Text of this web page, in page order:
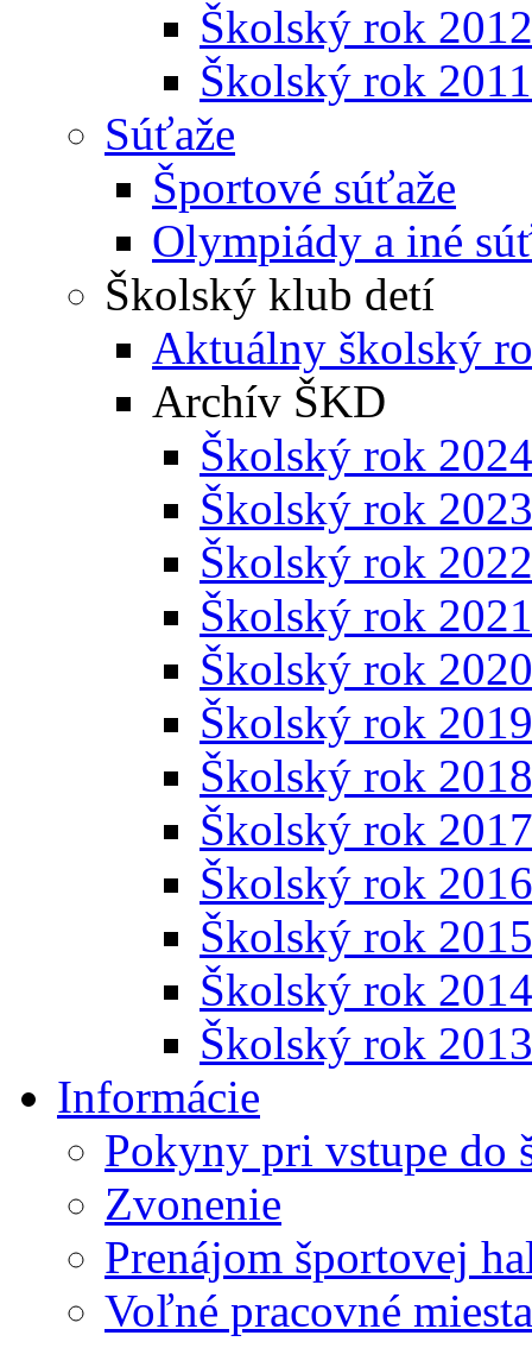
Školský rok
Školský rok
Súťaže
Športové súťaže
Olympiády a iné
Školský klub detí
Aktuálny školský
Archív ŠKD
Školský rok
Školský rok
Školský rok
Školský rok
Školský rok
Školský rok
Školský rok
Školský rok
Školský rok
Školský rok
Školský rok
Školský rok
Informácie
Pokyny pri vstupe do
Zvonenie
Prenájom športovej
Voľné pracovné miesta